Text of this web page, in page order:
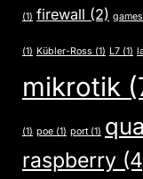
(1) firewall (2) games
(1) Kübler-Ross (1) L7 (1)
mikrotik
(1) poe (1) port(1)
raspberry